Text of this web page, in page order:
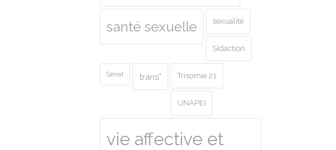
santé sexuelle sexualité
Sidaction
Sénat trans* Trisomie 21
UNAPEI
vie affective et